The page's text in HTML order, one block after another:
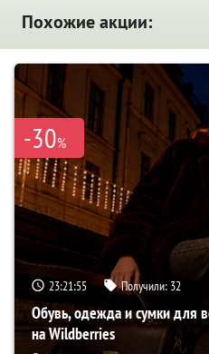
Похожие акции:
-30%
23:21:54 Получили: 32
Обувь, одежда и сумки для
на Wildberries